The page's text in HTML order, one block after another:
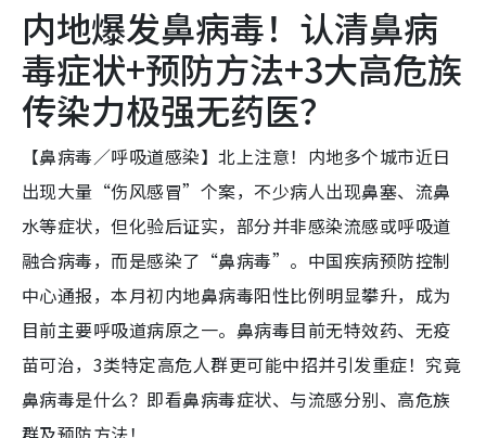
内地爆发鼻病毒！认清鼻病
毒症状+预防方法+3大高危族
传染力极强无药医？
【鼻病毒／呼吸道感染】北上注意！内地多个城市近日
出现大量“伤风感冒”个案，不少病人出现鼻塞、流鼻
水等症状，但化验后证实，部分并非感染流感或呼吸道
融合病毒，而是感染了“鼻病毒”。中国疾病预防控制
中心通报，本月初内地鼻病毒阳性比例明显攀升，成为
目前主要呼吸道病原之一。鼻病毒目前无特效药、无疫
苗可治，3类特定高危人群更可能中招并引发重症！究竟
鼻病毒是什么？即看鼻病毒症状、与流感分别、高危族